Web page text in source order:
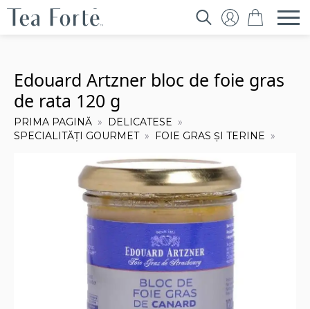
Edouard Artzner bloc de foie gras
de rata 120 g
PRIMA PAGINĂ
DELICATESE
SPECIALITĂȚI GOURMET
FOIE GRAS ȘI TERINE